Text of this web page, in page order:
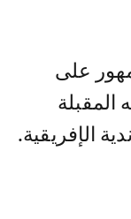
على
المقبلة
الإفريقية.